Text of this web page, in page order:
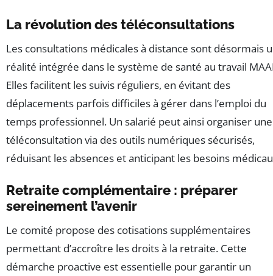
La révolution des téléconsultations
Les consultations médicales à distance sont désormais
réalité intégrée dans le système de santé au travail
Elles facilitent les suivis réguliers, en évitant des
déplacements parfois difficiles à gérer dans l’emploi du
temps professionnel. Un salarié peut ainsi organiser une
téléconsultation via des outils numériques sécurisés,
réduisant les absences et anticipant les besoins
Retraite complémentaire : préparer
sereinement l’avenir
Le comité propose des cotisations supplémentaires
permettant d’accroître les droits à la retraite. Cette
démarche proactive est essentielle pour garantir un